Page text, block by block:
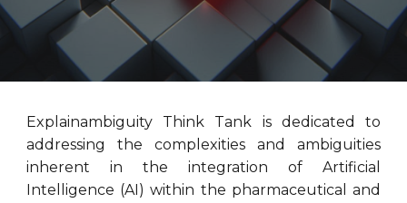
Explainambiguity Think Tank is dedicated to
addressing the complexities and ambiguities
inherent in the integration of Artificial
Intelligence (AI) within the pharmaceutical and